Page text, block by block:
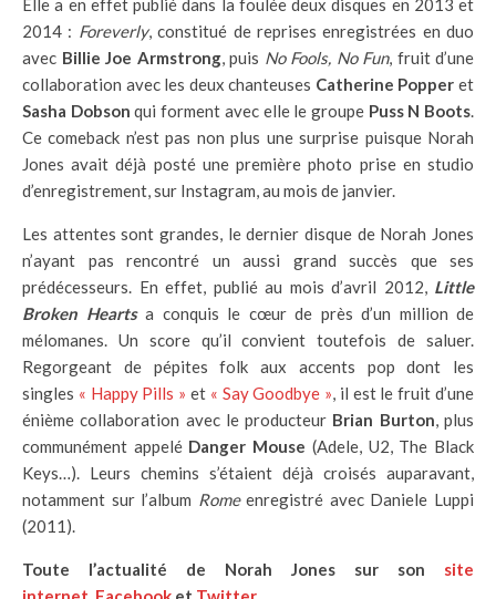
Elle a en effet publié dans la foulée deux disques en 2013 et
2014 : Foreverly, constitué de reprises enregistrées en duo
avec Billie Joe Armstrong, puis No Fools, No Fun, fruit d’une
collaboration avec les deux chanteuses Catherine Popper et
Sasha Dobson qui forment avec elle le groupe Puss N Boots.
Ce comeback n’est pas non plus une surprise puisque Norah
Jones avait déjà posté une première photo prise en studio
d’enregistrement, sur Instagram, au mois de janvier.
Les attentes sont grandes, le dernier disque de Norah Jones
n’ayant pas rencontré un aussi grand succès que ses
prédécesseurs. En effet, publié au mois d’avril 2012, Little
Broken Heartsa conquis le cœur de près d’un million de
mélomanes. Un score qu’il convient toutefois de saluer.
Regorgeant de pépites folk aux accents pop dont les
singles « Happy Pills » et « Say Goodbye », il est le fruit d’une
énième collaboration avec le producteur Brian Burton, plus
communément appelé Danger Mouse (Adele, U2, The Black
Keys…). Leurs chemins s’étaient déjà croisés auparavant,
notamment sur l’album Romeenregistré avec Daniele Luppi
(2011).
Toute l’actualité de Norah Jones sur son site